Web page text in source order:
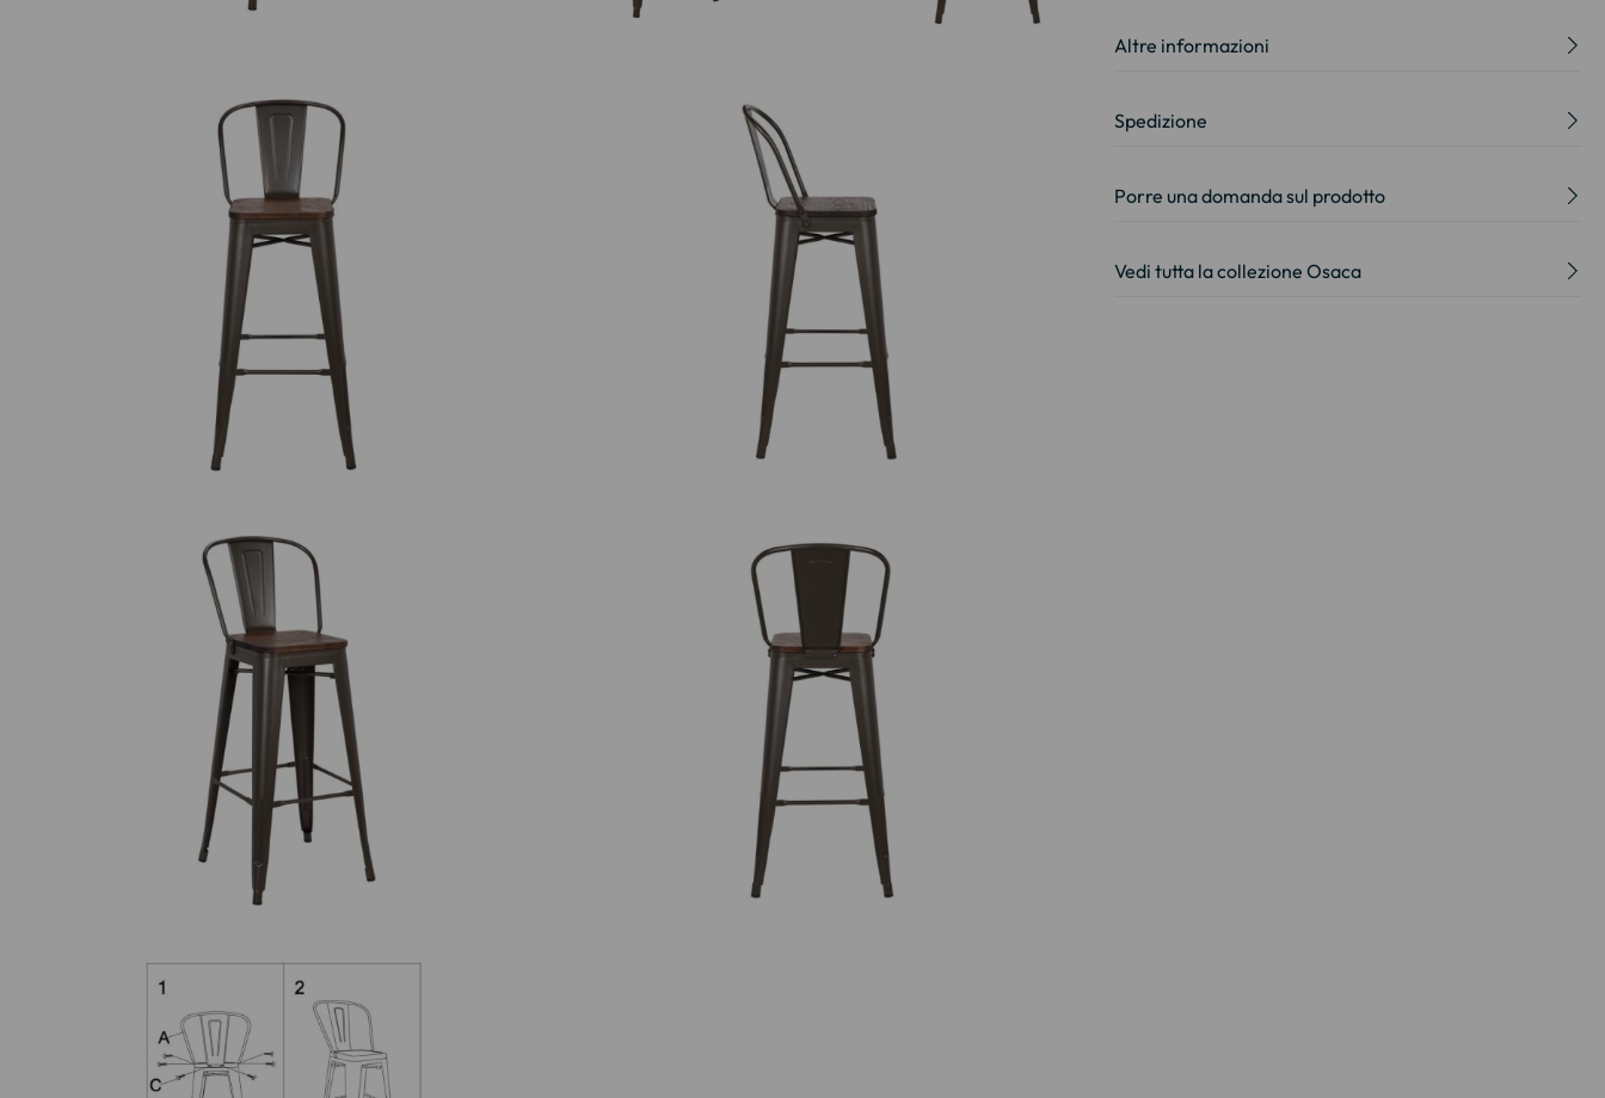
Altre informazioni
Spedizione
Porre una domanda sul prodotto
Vedi tutta la collezione Osaca